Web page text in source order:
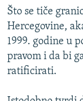
GENOCID U
POPLAVE I
TV LIBERTY
POST SCRIPTUM
Sve RFE/RL
Što se tiče
Hercegovine,
1999. godine u
pravom i da bi
ratificirati.